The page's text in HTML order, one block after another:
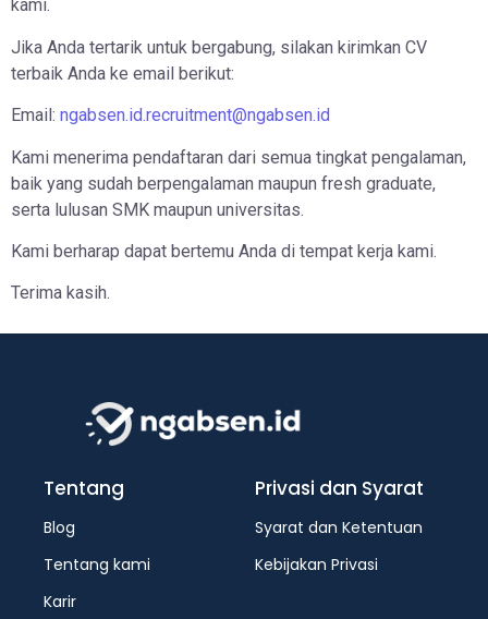
kami.
Jika Anda tertarik untuk bergabung, silakan kirimkan CV
terbaik Anda ke email berikut:
Email: ngabsen.id.recruitment@ngabsen.id
Kami menerima pendaftaran dari semua tingkat pengalaman,
baik yang sudah berpengalaman maupun fresh graduate,
serta lulusan SMK maupun universitas.
Kami berharap dapat bertemu Anda di tempat kerja kami.
Terima kasih.
Tentang
Blog
Tentang kami
Karir
Privasi dan Syarat
Syarat dan Ketentuan
Kebijakan Privasi